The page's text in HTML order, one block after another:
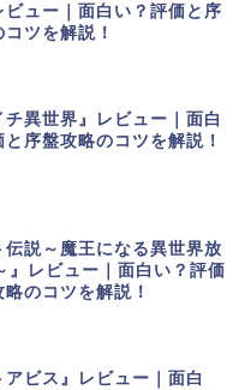
ビュー｜面白い？評価と序
ツを解説！
チ異世界』レビュー｜面白
と序盤攻略のコツを解説！
伝説～魔王になる異世界放
』レビュー｜面白い？評価
略のコツを解説！
アビス』レビュー｜面白